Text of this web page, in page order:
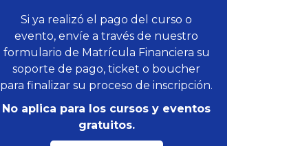
Si ya realizó el pago del curso o
evento, envíe a través de nuestro
formulario de Matrícula Financiera su
soporte de pago, ticket o boucher
para finalizar su proceso de inscripción.
No aplica para los cursos y eventos
gratuitos.